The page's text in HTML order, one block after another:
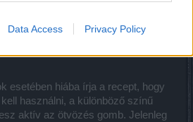
Data Access Privacy Policy
esetében hiába írja a recept, hogy
használni, a különböző színű
aktív az ötvözés gomb. Jelenleg